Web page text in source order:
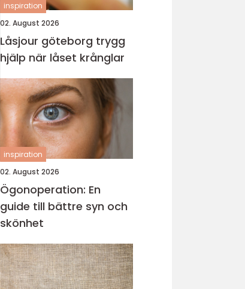
inspiration
02. August 2026
Låsjour göteborg trygg
hjälp när låset krånglar
inspiration
02. August 2026
Ögonoperation: En
guide till bättre syn och
skönhet